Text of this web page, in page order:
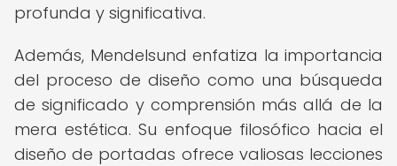
profunda y significativa.
Además, Mendelsund enfatiza la importancia
del proceso de diseño como una búsqueda
de significado y comprensión más allá de la
mera estética. Su enfoque filosófico hacia el
diseño de portadas ofrece valiosas lecciones